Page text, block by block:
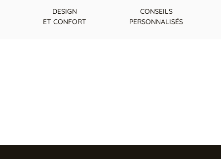
DESIGN
ET CONFORT
CONSEILS
PERSONNALISÉS